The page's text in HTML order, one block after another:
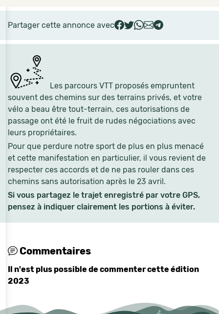
Les parcours VTT proposés empruntent
souvent des chemins sur des terrains privés, et votre
vélo a beau être tout-terrain, ces autorisations de
passage ont été le fruit de rudes négociations avec
leurs propriétaires.
Pour que perdure notre sport de plus en plus menacé
et cette manifestation en particulier, il vous revient de
respecter ces accords et de ne pas rouler dans ces
chemins sans autorisation après le 23 avril.
Si vous partagez le trajet enregistré par votre GPS,
pensez à indiquer clairement les portions à éviter.
Partager cette annonce avec
Commentaires
Il n'est plus possible de commenter cette édition
2023